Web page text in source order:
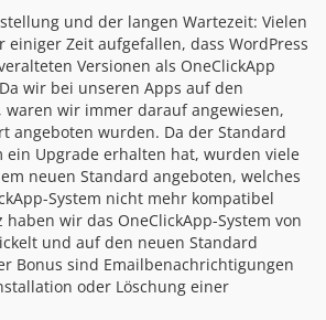
und der langen Wartezeit: Vielen
einiger Zeit aufgefallen, dass WordPress
Versionen als OneClickApp
wir bei unseren Apps auf den
waren wir immer darauf angewiesen,
angeboten wurden. Da der Standard
ein Upgrade erhalten hat, wurden viele
neuen Standard angeboten, welches
System nicht mehr kompatibel
haben wir das OneClickApp-System von
und auf den neuen Standard
Bonus sind Emailbenachrichtigungen
oder Löschung einer